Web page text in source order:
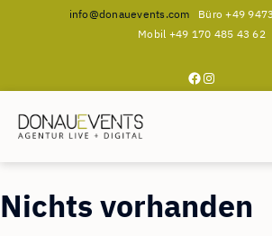
Inhalt
springen
info@donauevents.com Büro +49
Mobil +49 170 485 43 62
Facebook
Instagram
Nichts vorhanden